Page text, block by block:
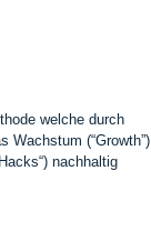
welche durch
Wachstum (“Growth”)
nachhaltig